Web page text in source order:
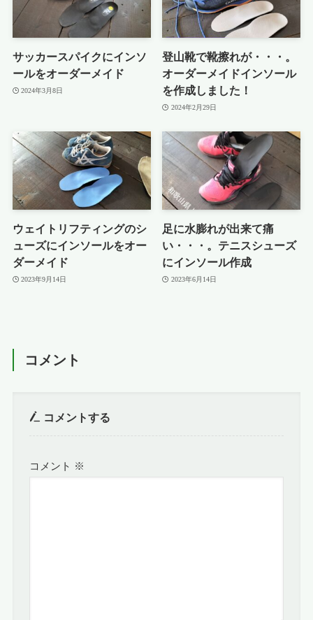
サッカースパイクにインソ
ールをオーダーメイド
2024年3月8日
登山靴で靴擦れが・・・。
オーダーメイドインソール
を作成しました！
2024年2月29日
ウェイトリフティングのシ
ューズにインソールをオー
ダーメイド
2023年9月14日
足に水膨れが出来て痛
い・・・。テニスシューズ
にインソール作成
2023年6月14日
コメント
コメントする
コメント ※